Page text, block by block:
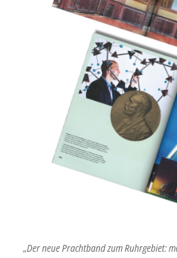
„Der neue Prachtband zum Ruhrgebiet: